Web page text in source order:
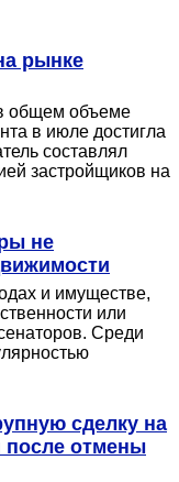
рынке
общем объеме
в июле достигла
составлял
застройщиков на
не
и имуществе,
или
Среди
сделку на
после отмены